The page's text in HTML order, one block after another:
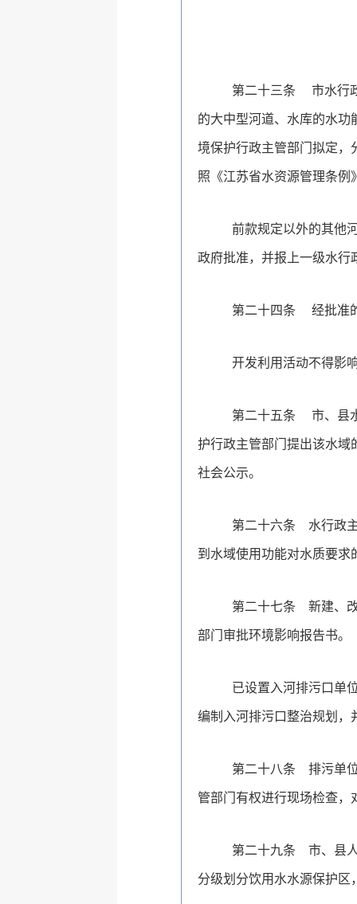
第二十三条 市水行
的大中型河道、水库的水功
境保护行政主管部门拟定，
照《江苏省水资源管理条例
前款规定以外的其他
政府批准，并报上一级水行
第二十四条 经批准
开发利用活动不得影
第二十五条 市、县
护行政主管部门提出该水域
社会公示。
第二十六条 水行政主
到水域使用功能对水质要求
第二十七条 新建、
部门 审批环境影响报告书。
已设置入河排污口单
编制入河排污口整治规划，
第二十八条 排污单
管部门有权进行现场检查，
第二十九条 市、县
分级划分饮用水水源保护区